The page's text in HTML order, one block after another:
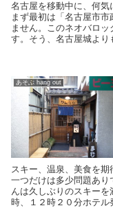
名古屋を移動中に、何気
まず最初は「名古屋市
ません。このネオバロ
す。そう、名古屋城よ
あそぶ hang out
スキー、温泉、美食を
一つだけは多少問題あり
んは久しぶりのスキー
時、１２時２０分ホテル